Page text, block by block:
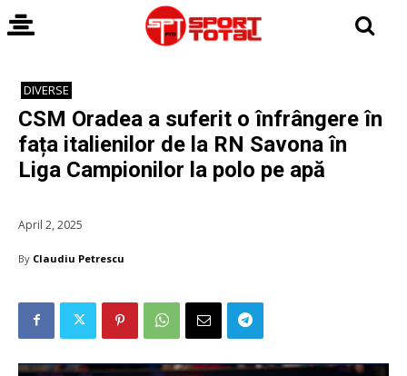
DIVERSE
CSM Oradea a suferit o înfrângere în
fața italienilor de la RN Savona în
Liga Campionilor la polo pe apă
April 2, 2025
By Claudiu Petrescu